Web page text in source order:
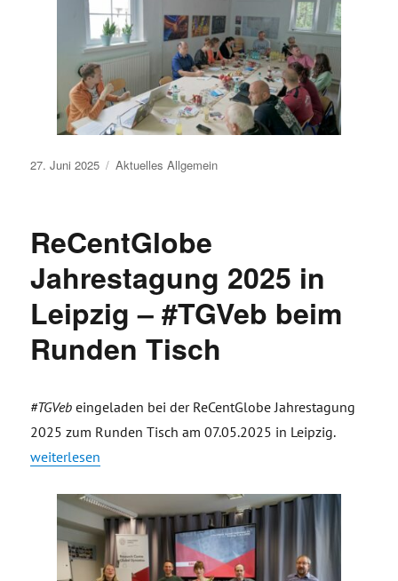
Veröffentlicht
27. Juni 2025 Aktuelles Allgemein
ReCentGlobe
Jahrestagung 2025 in
Leipzig – #TGVeb beim
Runden Tisch
#TGVeb eingeladen bei der ReCentGlobe Jahrestagung
2025 zum Runden Tisch am 07.05.2025 in Leipzig.
„ReCentGlobe Jahrestagung 2025 in Leipzig – #TGVeb beim
weiterlesen